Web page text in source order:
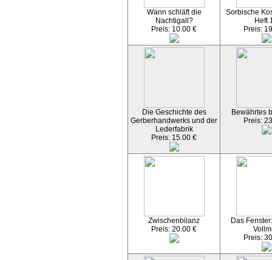
Wann schläft die
Nachtigall?
Preis: 10.00 €
Sorbische
Heft
Preis:
Die Geschichte des
Gerberhandwerks und der
Lederfabrik
Preis: 15.00 €
Bewährtes
Preis:
Zwischenbilanz
Preis: 20.00 €
Das
Preis: